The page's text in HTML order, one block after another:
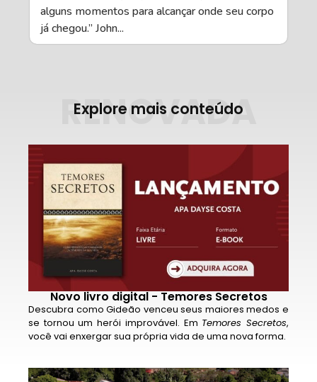
alguns momentos para alcançar onde seu corpo
já chegou.” John...
RENOVADA
Explore mais conteúdo
Novo livro digital - Temores Secretos
Descubra como Gideão venceu seus maiores medos e
se tornou um herói improvável. Em Temores Secretos,
você vai enxergar sua própria vida de uma nova forma.